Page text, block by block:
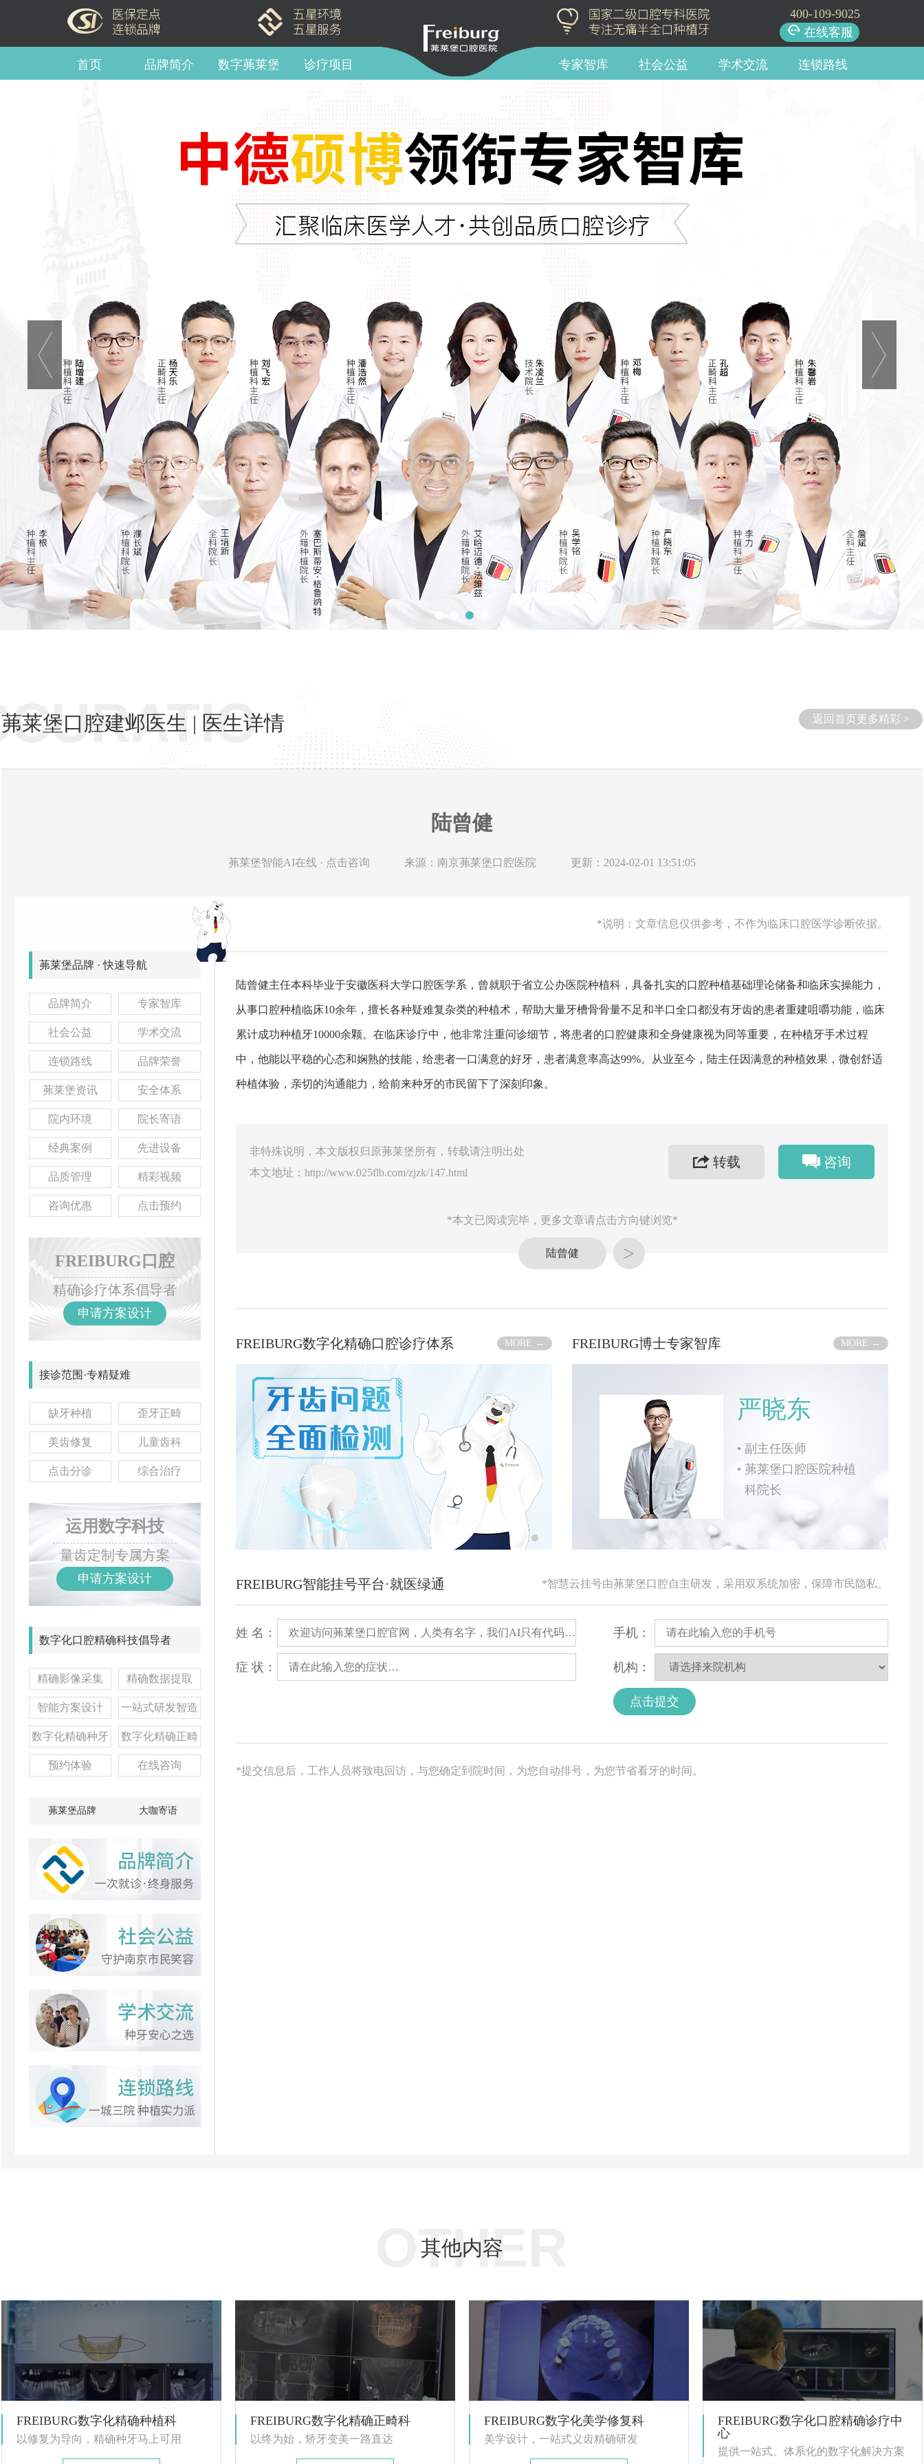
400-109-9025
在线客服
首页 品牌简介 数字茀莱堡 诊疗项目 专家智库 社会公益 学术交流 连锁路线
茀莱堡口腔建邺医生 | 医生详情 返回首页更多精彩 >
陆曾健
茀莱堡智能AI在线 · 点击咨询 来源：南京茀莱堡口腔医院 更新：2024-02-01 13:51:05
茀莱堡品牌 · 快速导航
品牌简介 专家智库
社会公益 学术交流
连锁路线 品牌荣誉
茀莱堡资讯 安全体系
院内环境 院长寄语
经典案例 先进设备
品质管理 精彩视频
咨询优惠 点击预约
FREIBURG口腔
精确诊疗体系倡导者
申请方案设计
接诊范围·专精疑难
缺牙种植 歪牙正畸
美齿修复 儿童齿科
点击分诊 综合治疗
运用数字科技
量齿定制专属方案
申请方案设计
数字化口腔精确科技倡导者
精确影像采集 精确数据提取
智能方案设计 一站式研发智造
数字化精确种牙 数字化精确正畸
预约体验 在线咨询
茀莱堡品牌 大咖寄语
*说明：文章信息仅供参考，不作为临床口腔医学诊断依据。
陆曾健主任本科毕业于安徽医科大学口腔医学系，曾就职于省立公办医院种植科，具备扎实的口腔种植基础理论储备和临床实操能力，
从事口腔种植临床10余年，擅长各种疑难复杂类的种植术，帮助大量牙槽骨骨量不足和半口全口都没有牙齿的患者重建咀嚼功能，临床
累计成功种植牙10000余颗。在临床诊疗中，他非常注重问诊细节，将患者的口腔健康和全身健康视为同等重要，在种植牙手术过程
中，他能以平稳的心态和娴熟的技能，给患者一口满意的好牙，患者满意率高达99%。从业至今，陆主任因满意的种植效果，微创舒适
种植体验，亲切的沟通能力，给前来种牙的市民留下了深刻印象。
非特殊说明，本文版权归原茀莱堡所有，转载请注明出处
本文地址： http://www.025flb.com/zjzk/147.html
转载 咨询
*本文已阅读完毕，更多文章请点击方向键浏览*
陆曾健 >
FREIBURG数字化精确口腔诊疗体系 MORE → FREIBURG博士专家智库 MORE →
严晓东
• 副主任医师
• 茀莱堡口腔医院种植
科院长
FREIBURG智能挂号平台·就医绿通 *智慧云挂号由茀莱堡口腔自主研发，采用双系统加密，保障市民隐私。
姓 名：
症 状：
手机：
机构：
点击提交
*提交信息后，工作人员将致电回访，与您确定到院时间，为您自动排号，为您节省看牙的时间。
其他内容
OTHER
FREIBURG数字化精确种植科
以修复为导向，精确种牙马上可用
FREIBURG数字化精确正畸科
以终为始，矫牙变美一路直达
FREIBURG数字化美学修复科
美学设计，一站式义齿精确研发
FREIBURG数字化口腔精确诊疗中
心
提供一站式、体系化的数字化解决方案